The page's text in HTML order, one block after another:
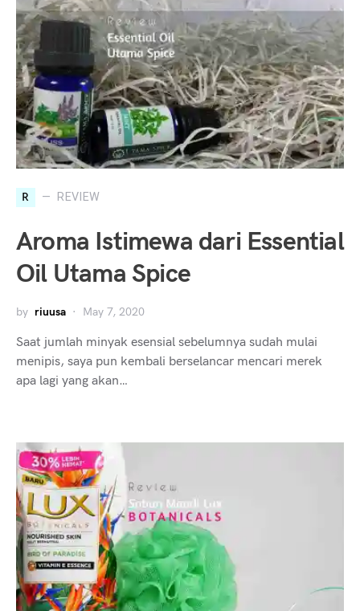
R REVIEW
Aroma Istimewa dari Essential
Oil Utama Spice
by riuusa May 7, 2020
Saat jumlah minyak esensial sebelumnya sudah mulai
menipis, saya pun kembali berselancar mencari merek
apa lagi yang akan…